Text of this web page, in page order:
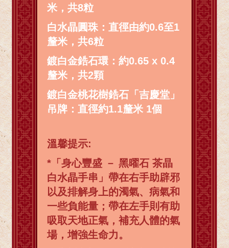
米，共8粒
白水晶圓珠：直徑由約0.6至1
釐米，共6粒
鍍白金鋯石環：約0.65 x 0.4
釐米，共2顆
鍍白金桃花樹鋯石「吉慶堂」
吊牌：直徑約1.1釐米 1個
溫馨提示:
*「身心豐盛 － 黑曜石 茶晶
白水晶手串」帶在右手助辟邪
以及排解身上的濁氣、病氣和
一些負能量；帶在左手則有助
吸取天地正氣，補充人體的氣
場，增強生命力。